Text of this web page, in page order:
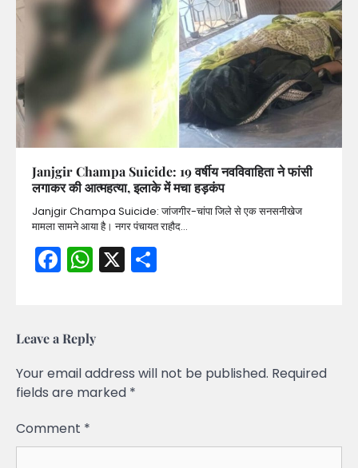
Janjgir Champa Suicide: 19 वर्षीय नवविवाहिता ने फांसी
लगाकर की आत्महत्या, इलाके में मचा हड़कंप
Janjgir Champa Suicide: जांजगीर-चांपा जिले से एक सनसनीखेज
मामला सामने आया है। नगर पंचायत राहौद…
Facebook
WhatsApp
X
Leave a Reply
Your email address will not be published. Required
fields are marked *
Comment *